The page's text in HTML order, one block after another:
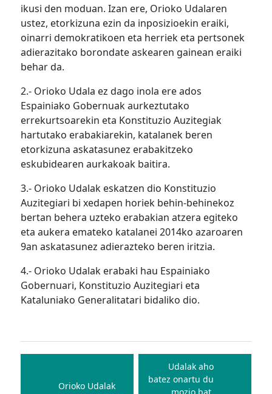
ikusi den moduan. Izan ere, Orioko Udalaren
ustez, etorkizuna ezin da inposizioekin eraiki,
oinarri demokratikoen eta herriek eta pertsonek
adierazitako borondate askearen gainean eraiki
behar da.
2.- Orioko Udala ez dago inola ere ados
Espainiako Gobernuak aurkeztutako
errekurtsoarekin eta Konstituzio Auzitegiak
hartutako erabakiarekin, katalanek beren
etorkizuna askatasunez erabakitzeko
eskubidearen aurkakoak baitira.
3.- Orioko Udalak eskatzen dio Konstituzio
Auzitegiari bi xedapen horiek behin-behinekoz
bertan behera uzteko erabakian atzera egiteko
eta aukera emateko katalanei 2014ko azaroaren
9an askatasunez adierazteko beren iritzia.
4.- Orioko Udalak erabaki hau Espainiako
Gobernuari, Konstituzio Auzitegiari eta
Kataluniako Generalitatari bidaliko dio.
Bidalketetan
nabigatuOrioko Udalak
Udalak aho
batez onartu du